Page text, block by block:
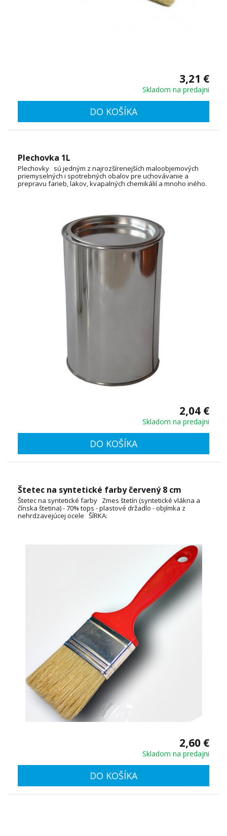
3,21 €
Skladom na predajni
DO KOŠÍKA
Plechovka 1L
Plechovky sú jedným z najrozšírenejších maloobjemových
priemyselných i spotrebných obalov pre uchovávanie a
prepravu farieb, lakov, kvapalných chemikálií a mnoho iného.
2,04 €
Skladom na predajni
DO KOŠÍKA
Štetec na syntetické farby červený 8 cm
Štetec na syntetické farby Zmes štetín (syntetické vlákna a
čínska štetina) - 70% tops - plastové držadlo - objímka z
nehrdzavejúcej ocele ŠÍRKA:
2,60 €
Skladom na predajni
DO KOŠÍKA